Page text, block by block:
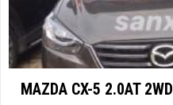
MAZDA CX-5 2.0AT 2WD